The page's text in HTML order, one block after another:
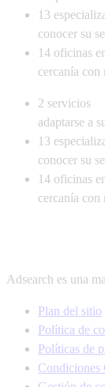
13
conocer su
14 oficinas
cercanía con
2 servicios
adaptarse a
13
conocer su
14 oficinas
cercanía con
Adsearch es una
Plan del sitio
Política de
Políticas de
Condiciones